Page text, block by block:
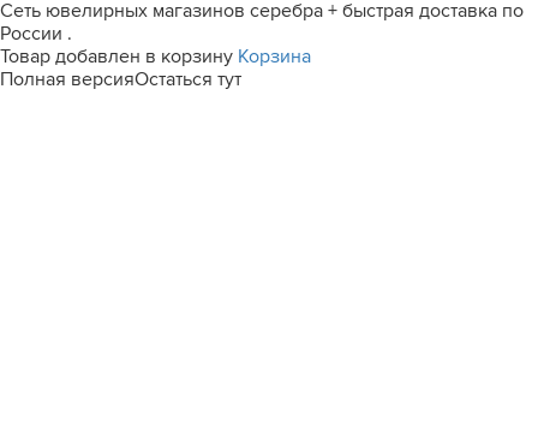
Сеть ювелирных магазинов серебра + быстрая доставка по
России .
Товар добавлен в корзину Корзина
Полная версияОстаться тут